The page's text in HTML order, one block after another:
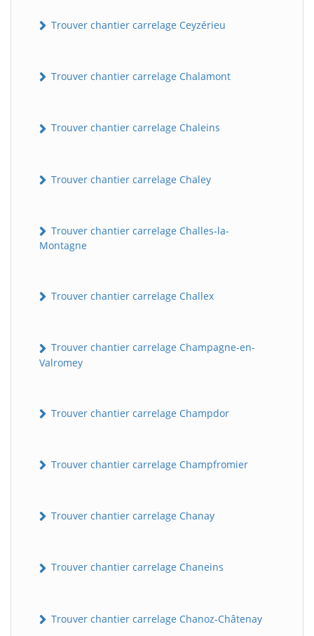
Trouver chantier carrelage Ceyzérieu
Trouver chantier carrelage Chalamont
Trouver chantier carrelage Chaleins
Trouver chantier carrelage Chaley
Trouver chantier carrelage Challes-la-
Montagne
Trouver chantier carrelage Challex
Trouver chantier carrelage Champagne-en-
Valromey
Trouver chantier carrelage Champdor
Trouver chantier carrelage Champfromier
Trouver chantier carrelage Chanay
Trouver chantier carrelage Chaneins
Trouver chantier carrelage Chanoz-Châtenay